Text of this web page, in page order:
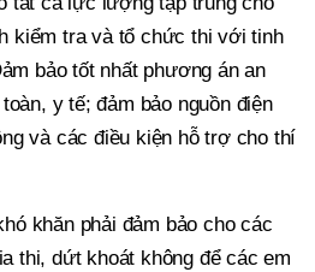
kiểm tra và tổ chức thi với tinh
bảo tốt nhất phương án an
y tế; đảm bảo nguồn điện
và các điều kiện hỗ trợ cho thí
khăn phải đảm bảo cho các
thi, dứt khoát không để các em